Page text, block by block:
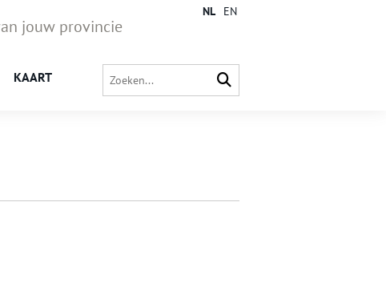
jouw provincie
KAART
NL EN